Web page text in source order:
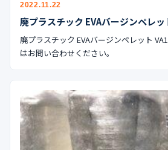
2022.11.22
廃プラスチック EVAバージンペレッ
廃プラスチック EVAバージンペレット
はお問い合わせください。